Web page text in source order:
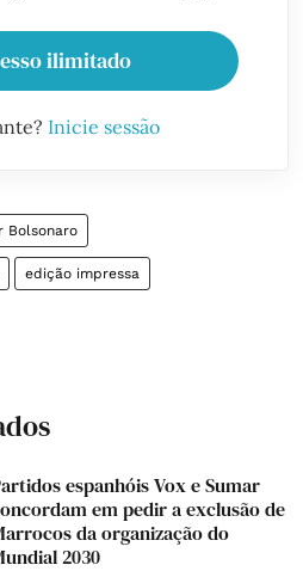
ilimitado
Inicie sessão
Bolsonaro
edição impressa
espanhóis Vox e Sumar
em pedir a exclusão de
da organização do
2030